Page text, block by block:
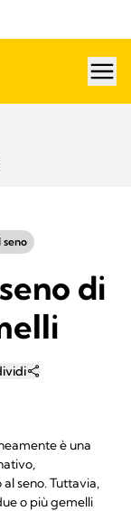
di
è una
seno. Tuttavia,
o più gemelli